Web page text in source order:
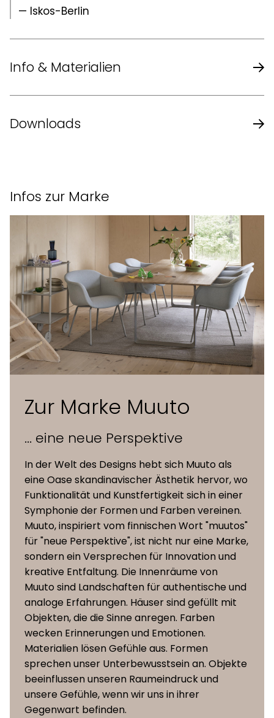
— Iskos-Berlin
Info & Materialien
Sitzhöhe 46 cm
Schale ohne
Polsterung
100% recycelter Kunststoff
gemischt mit bis zu 25% FSC™-
zertifizierten (FSC-C028824)
Holzfasern, durch das natürliche
Material der Schale können
leichte Farbabweichungen
Bezug
Varianten
gemischt mit bis zu 25%
Kunstleder oder Premium-Leder
Schale und
Bezug
Vorderseite
gepolterte
Variante
100% recycelter Kunststoff
gemischt mit bis zu 25%
Holzfasern, durch das natürliche
Material der Schale können
leichte Farbabweichungen
auftreten Vorderseite mit festem
Bezug aus Textil, Kunstleder oder
Premium-Leder
Untergestell
Rohrbeine aus
pulverbeschichtetem oder
verchromtem Stahl, Füsse mit
Kunststoffgleiter
Downloads
Infos zur Marke
Zur Marke Muuto
... eine neue Perspektive
In der Welt des Designs hebt sich Muuto als
eine Oase skandinavischer Ästhetik hervor, wo
Funktionalität und Kunstfertigkeit sich in einer
Symphonie der Formen und Farben vereinen.
Muuto, inspiriert vom finnischen Wort "muutos"
für "neue Perspektive", ist nicht nur eine Marke,
sondern ein Versprechen für Innovation und
kreative Entfaltung. Die Innenräume von
Muuto sind Landschaften für authentische und
analoge Erfahrungen. Häuser sind gefüllt mit
Objekten, die die Sinne anregen. Farben
wecken Erinnerungen und Emotionen.
Materialien lösen Gefühle aus. Formen
sprechen unser Unterbewusstsein an. Objekte
beeinflussen unseren Raumeindruck und
unsere Gefühle, wenn wir uns in ihrer
Gegenwart befinden.